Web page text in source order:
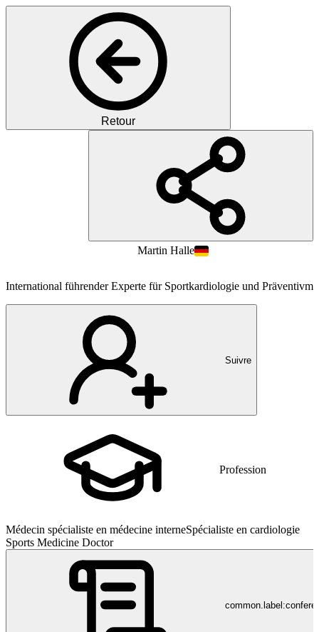
Retour
PH
Martin Halle
International führender Experte für Sportkardiologie und
Suivre
Profession
Médecin spécialiste en médecine interneSpécialiste en cardiologie
Sports Medicine Doctor